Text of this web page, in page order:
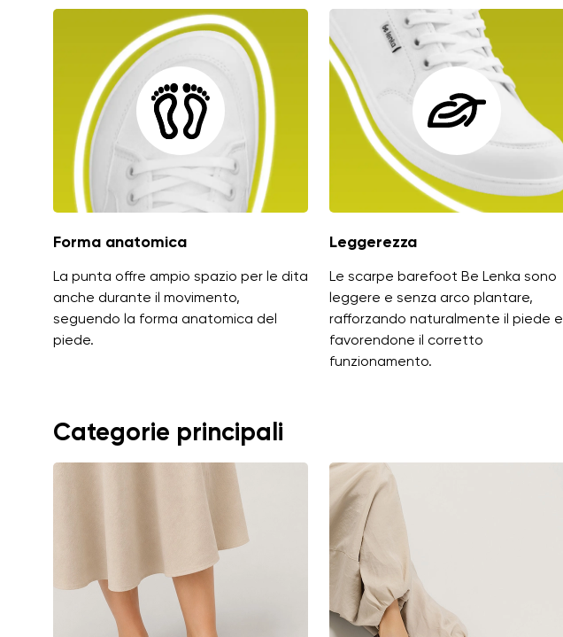
Forma anatomica
La punta offre ampio spazio per le dita
anche durante il movimento,
seguendo la forma anatomica del
piede.
Leggerezza
Le scarpe barefoot Be Lenka sono
leggere e senza arco plantare,
rafforzando naturalmente il piede e
favorendone il corretto
funzionamento.
Categorie principali